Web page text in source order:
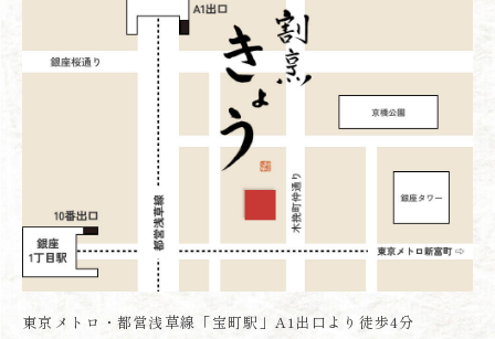
東京メトロ・都営浅草線「宝町駅」A1出口より徒歩4分